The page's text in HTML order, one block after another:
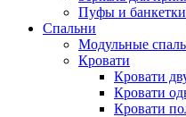
Пуфы и
Спальни
Модульные
Кровати
Кровати
Кровати
Кровати